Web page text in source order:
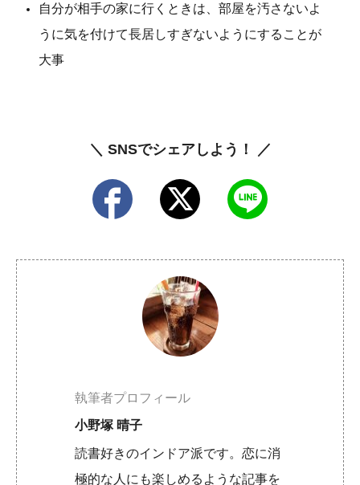
自分が相手の家に行くときは、部屋を汚さないよ
うに気を付けて長居しすぎないようにすることが
大事
＼ SNSでシェアしよう！ ／
執筆者プロフィール
小野塚 晴子
読書好きのインドア派です。恋に消
極的な人にも楽しめるような記事を